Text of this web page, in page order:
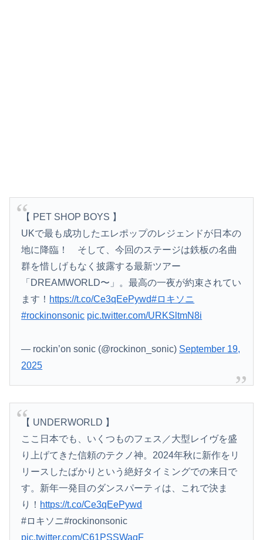
【 PET SHOP BOYS 】
UKで最も成功したエレポップのレジェンドが日本の
地に降臨！ そして、今回のステージは鉄板の名曲
群を惜しげもなく披露する最新ツアー
「DREAMWORLD〜」。最高の一夜が約束されてい
ます！ https://t.co/Ce3qEePywd#ロキソニ
#rockinonsonic pic.twitter.com/URKSltmN8i
— rockin’on sonic (@rockinon_sonic) September 19,
2025
【 UNDERWORLD 】
ここ日本でも、いくつものフェス／大型レイヴを盛
り上げてきた信頼のテクノ神。2024年秋に新作をリ
リースしたばかりという絶好タイミングでの来日で
す。新年一発目のダンスパーティは、これで決ま
り！ https://t.co/Ce3qEePywd
#ロキソニ#rockinonsonic
pic.twitter.com/C61PSSWaqF